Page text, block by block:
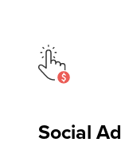
Social